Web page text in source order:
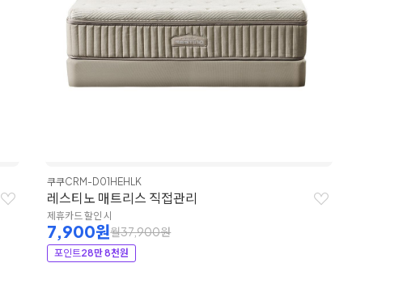
쿠쿠CRM-D01HEHLK
레스티노 매트리스 직접관리
제휴카드 할인 시
7,900원월37,900원
포인트28만 8천원